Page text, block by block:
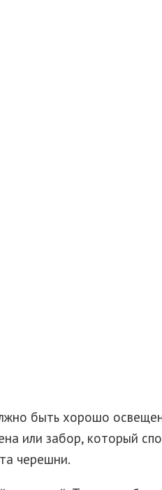
быть хорошо
или забор, который
черешни.